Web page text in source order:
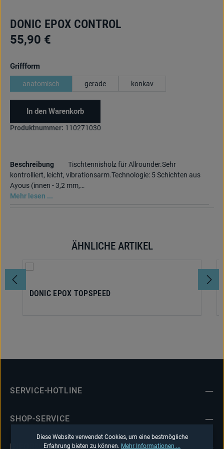
DONIC EPOX CONTROL
55,90 €
Griffform
anatomisch gerade konkav
In den Warenkorb
Produktnummer: 110271030
Beschreibung
Tischtennisholz für Allrounder.Sehr
kontrolliert, leicht, vibrationsarm.Technologie: 5 Schichten aus
Ayous (innen - 3,2 mm,…
Mehr lesen ...
Produktgalerie überspringenÄHNLICHE ARTIKEL
DONIC EPOX TOPSPEED
SERVICE-HOTLINE
SHOP-SERVICE
INFORMATIONEN
Diese Website verwendet Cookies, um eine bestmögliche
Erfahrung bieten zu können. Mehr Informationen ...